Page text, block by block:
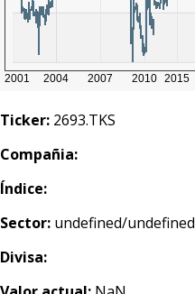
Ticker: 2693.TKS
Compañia:
Índice:
Sector: undefined/undefined
Divisa: